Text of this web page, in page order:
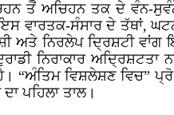
ਤੋਂ ਅਚਿਹਨ ਤਕ ਦੇ ਵੰਨ-
ਵਾਰਤਕ-ਸੰਸਾਰ ਦੇ ਤੱਥਾਂ,
ਅਤੇ ਨਿਰਲੇਪ ਦ੍ਰਿਸ਼ਟੀ
ਨਿਰਾਕਾਰ
“ਅੰਤਿਮ ਵਿਸ਼ਲੇਸ਼ਣ ਵਿਚ”
ਪਹਿਲਾ ਤਾਲ।